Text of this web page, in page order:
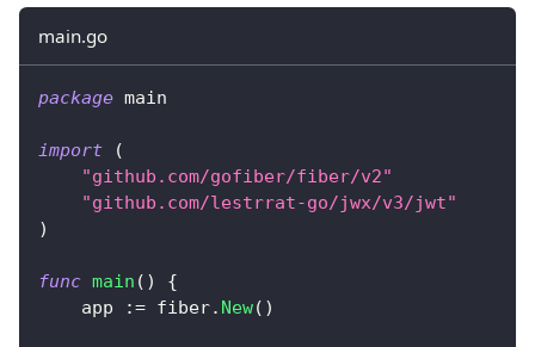
main.go
package main
import
(
"github.com/gofiber/fiber/v2"
"github.com/lestrrat-go/jwx/v3/jwt"
)
func main ( )
{
    app
:= fiber. New( )